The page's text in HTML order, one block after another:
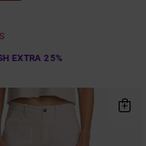
EXTRA 25%